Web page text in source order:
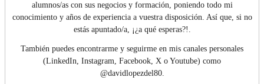
alumnos/as con sus negocios y formación, poniendo todo mi
conocimiento y años de experiencia a vuestra disposición. Así que, si no
estás apuntado/a, ¡¿a qué esperas?!.
También puedes encontrarme y seguirme en mis canales personales
(LinkedIn, Instagram, Facebook, X o Youtube) como
@davidlopezdel80.